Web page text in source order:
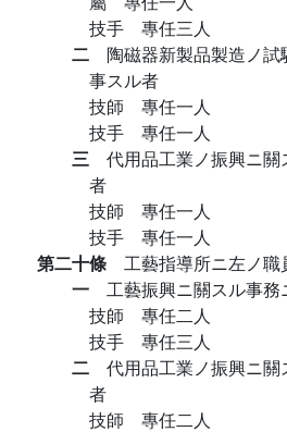
技手 專任三人
二 陶磁器新製品製造ノ
事スル者
技師 專任一人
技手 專任一人
三 代用品工業ノ振興ニ
者
技師 專任一人
技手 專任一人
第二十條 工藝指導所ニ左ノ職
一 工藝振興ニ關スル事務
技師 專任二人
技手 專任三人
二 代用品工業ノ振興ニ
者
技師 專任二人